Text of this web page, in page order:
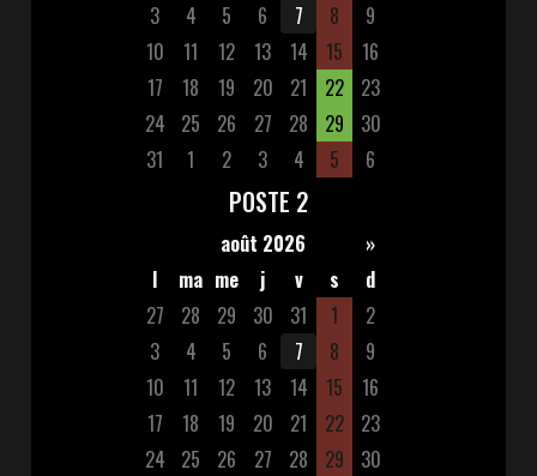
3
4 5 6 7 8
9
10
11 12 13 14 15
16
17
18 19 20 21 22
23
24
25 26 27 28 29
30
31
1 2 3 4 5 6
POSTE 2
août 2026
»
l
ma me j v s
d
27
28 29 30 31 1
2
3
4 5 6 7 8
9
10
11 12 13 14 15
16
17
18 19 20 21 22
23
24
25 26 27 28 29
30